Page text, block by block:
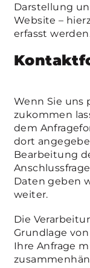
Darstellung
Website –
erfasst
Wenn Sie uns
zukommen
dem
dort
Bearbeitung
Daten geben
weiter.
Die
Grundlage von
Ihre Anfrage